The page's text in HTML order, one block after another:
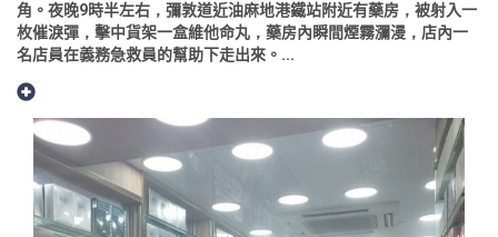
角。夜晚9時半左右，彌敦道近油麻地港鐵站附近有藥房，被射入一
枚催淚彈，擊中貨架一盒維他命丸，藥房內瞬間煙霧瀰漫，店內一
名店員在義務急救員的幫助下走出來。...